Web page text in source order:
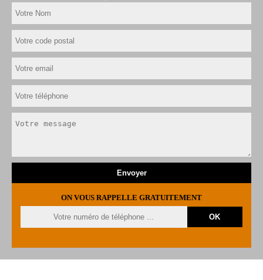
ON VOUS RAPPELLE GRATUITEMENT